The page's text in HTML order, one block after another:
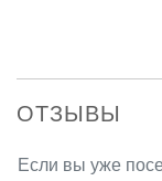
ОТЗЫВЫ
Если вы уже